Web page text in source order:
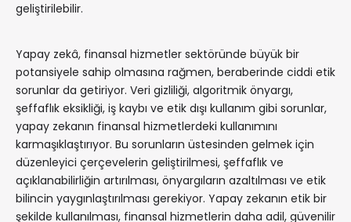
geliştirilebilir.
Yapay zekâ, finansal hizmetler sektöründe büyük bir
potansiyele sahip olmasına rağmen, beraberinde ciddi etik
sorunlar da getiriyor. Veri gizliliği, algoritmik önyargı,
şeffaflık eksikliği, iş kaybı ve etik dışı kullanım gibi sorunlar,
yapay zekanın finansal hizmetlerdeki kullanımını
karmaşıklaştırıyor. Bu sorunların üstesinden gelmek için
düzenleyici çerçevelerin geliştirilmesi, şeffaflık ve
açıklanabilirliğin artırılması, önyargıların azaltılması ve etik
bilincin yaygınlaştırılması gerekiyor. Yapay zekanın etik bir
şekilde kullanılması, finansal hizmetlerin daha adil, güvenilir